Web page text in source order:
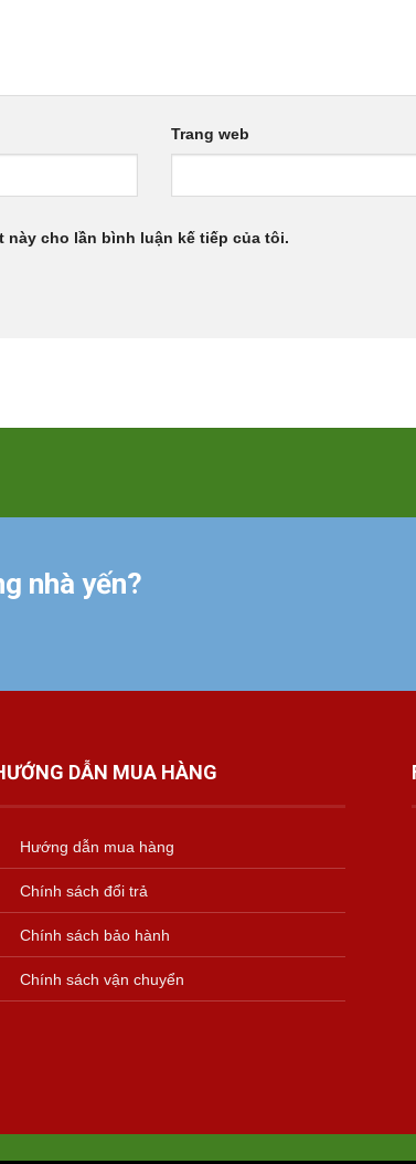
Trang web
cho lần bình luận kế tiếp của tôi.
nhà yến?
DẪN MUA HÀNG
Hướng dẫn mua hàng
Chính sách đổi trả
Chính sách bảo hành
Chính sách vận chuyển